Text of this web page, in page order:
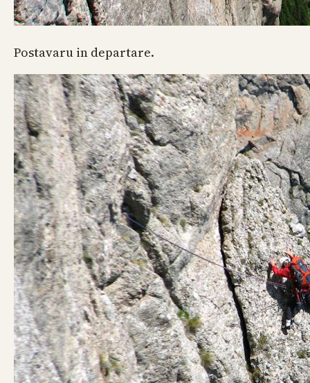
Postavaru in departare.